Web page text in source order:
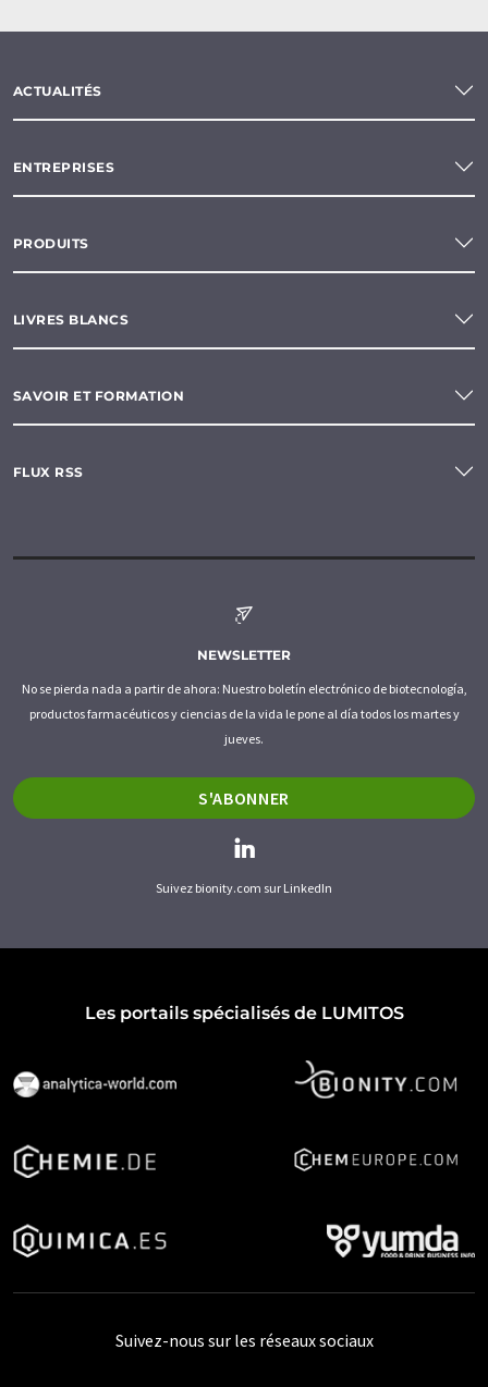
ACTUALITÉS
ENTREPRISES
PRODUITS
LIVRES BLANCS
SAVOIR ET FORMATION
FLUX RSS
NEWSLETTER
No se pierda nada a partir de ahora: Nuestro boletín electrónico de biotecnología,
productos farmacéuticos y ciencias de la vida le pone al día todos los martes y
jueves.
S'ABONNER
Suivez bionity.com sur LinkedIn
Les portails spécialisés de LUMITOS
Suivez-nous sur les réseaux sociaux